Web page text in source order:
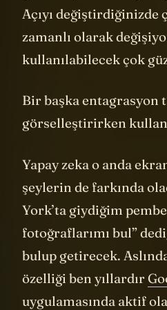
Açıyı
zamanlı olarak
kullanılabilecek çok
Bir başka
görselleştirirken
Yapay zeka o anda
şeylerin de farkında
York’ta giydiğim
fotoğraflarımı bul”
bulup getirecek.
özelliği ben yıllardır
uygulamasında aktif